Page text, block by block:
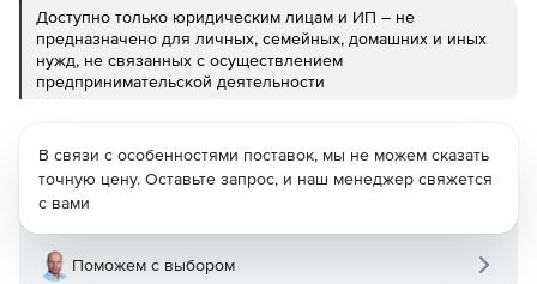
Доступно только юридическим лицам и ИП – не
предназначено для личных, семейных, домашних и иных
нужд, не связанных с осуществлением
предпринимательской деятельности
В связи с особенностями поставок, мы не можем сказать
точную цену. Оставьте запрос, и наш менеджер свяжется
с вами
Поможем с выбором